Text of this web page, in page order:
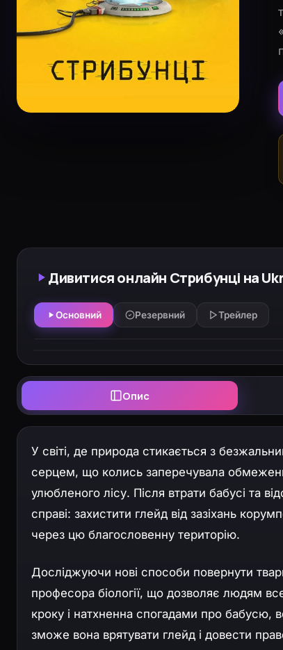
Дивитися онлайн Стрибунці на
Основний Резервний Трейлер
Опис
У світі, де природа стикається з
серцем, що колись заперечувала
улюбленого лісу. Після втрати бабусі та
справі: захистити глейд від зазіхань
через цю благословенну територію.
Досліджуючи нові способи повернути
професора біології, що дозволяє людям
кроку і натхненна спогадами про бабусю,
зможе вона врятувати глейд і довести